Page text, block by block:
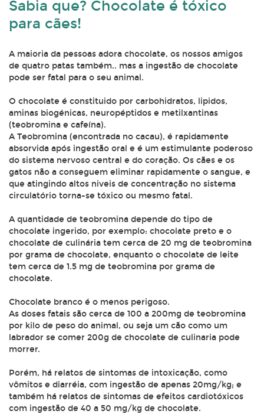
Sabia que? Chocolate é tóxico
para cães!
A maioria da pessoas adora chocolate, os nossos amigos
de quatro patas também.. mas a ingestão de chocolate
pode ser fatal para o seu animal.
O chocolate é constituido por carbohidratos, lipidos,
aminas biogénicas, neuropéptidos e metilxantinas
(teobromina e cafeína).
A Teobromina (encontrada no cacau), é rapidamente
absorvida após ingestão oral e é um estimulante poderoso
do sistema nervoso central e do coração. Os cães e os
gatos não a conseguem eliminar rapidamente o sangue, e
que atingindo altos niveis de concentração no sistema
circulatório torna-se tóxico ou mesmo fatal.
A quantidade de teobromina depende do tipo de
chocolate ingerido, por exemplo: chocolate preto e o
chocolate de culinária tem cerca de 20 mg de teobromina
por grama de chocolate, enquanto o chocolate de leite
tem cerca de 1.5 mg de teobromina por grama de
chocolate.
Chocolate branco é o menos perigoso.
As doses fatais são cerca de 100 a 200mg de teobromina
por kilo de peso do animal, ou seja um cão como um
labrador se comer 200g de chocolate de culinaria pode
morrer.
Porém, há relatos de sintomas de intoxicação, como
vômitos e diarréia, com ingestão de apenas 20mg/kg; e
também há relatos de sintomas de efeitos cardiotóxicos
com ingestão de 40 a 50 mg/kg de chocolate.